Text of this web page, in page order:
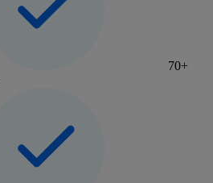
70+